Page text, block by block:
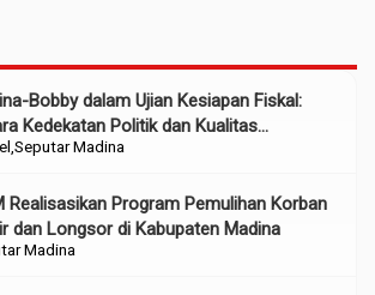
Seputar Madina
Bobby dalam Ujian Kesiapan Fiskal:
Kedekatan Politik dan Kualitas
Madina
Realisasikan Program Pemulihan Korban
dan Longsor di Kabupaten Madina